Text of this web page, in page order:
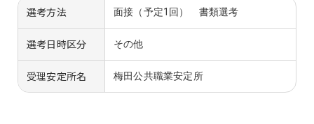
選考方法
面接（予定1回） 書類選考
選考日時区分 その他
受理安定所名 梅田公共職業安定所